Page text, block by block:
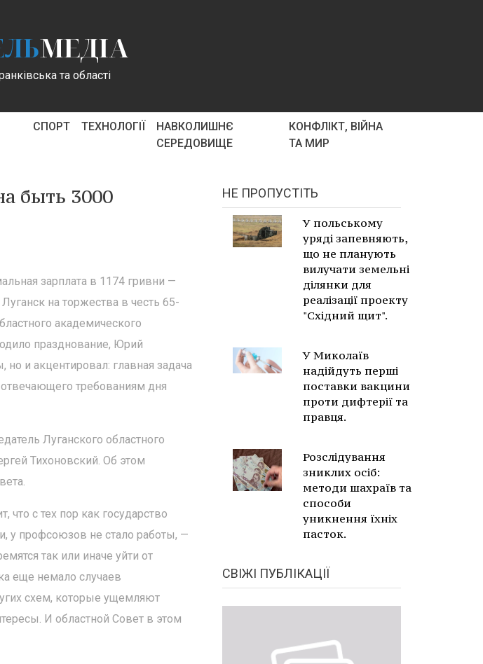
МЕДІА
та області
СПОРТ ТЕХНОЛОГІЇ
НАВКОЛИШНЄ
СЕРЕДОВИЩЕ
КОНФЛІКТ, ВІЙНА
ТА МИР
быть 3000
зарплата в 1174 гривни —
на торжества в честь 65-
академического
празднование, Юрий
но и акцентировал: главная задача
требованиям дня
Луганского областного
Тихоновский. Об этом
с тех пор как государство
у профсоюзов не стало работы, —
так или иначе уйти от
еще немало случаев
схем, которые ущемляют
И областной Совет в этом
НЕ ПРОПУСТІТЬ
У польському
уряді запевняють,
що не планують
вилучати земельні
ділянки для
реалізації проекту
"Східний щит".
У Миколаїв
надійдуть перші
поставки вакцини
проти дифтерії та
правця.
Розслідування
зниклих осіб:
методи шахраїв та
способи
уникнення їхніх
пасток.
СВІЖІ ПУБЛІКАЦІЇ